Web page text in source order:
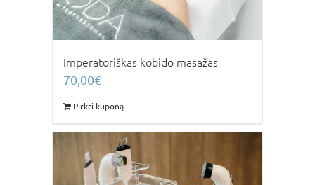
Imperatoriškas kobido masažas
70,00€
Pirkti kuponą